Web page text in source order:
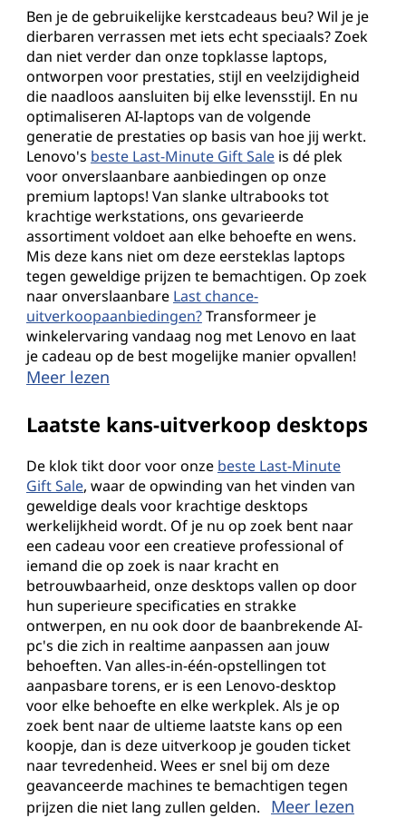
Ben je de gebruikelijke kerstcadeaus beu? Wil je je
dierbaren verrassen met iets echt speciaals? Zoek
dan niet verder dan onze topklasse laptops,
ontworpen voor prestaties, stijl en veelzijdigheid
die naadloos aansluiten bij elke levensstijl. En nu
optimaliseren AI-laptops van de volgende
generatie de prestaties op basis van hoe jij werkt.
Lenovo's beste Last-Minute Gift Saleis dé plek
voor onverslaanbare aanbiedingen op onze
premium laptops! Van slanke ultrabooks tot
krachtige werkstations, ons gevarieerde
assortiment voldoet aan elke behoefte en wens.
Mis deze kans niet om deze eersteklas laptops
tegen geweldige prijzen te bemachtigen. Op zoek
naar onverslaanbare Last chance-
uitverkoopaanbiedingen?Transformeer je
winkelervaring vandaag nog met Lenovo en laat
je cadeau op de best mogelijke manier opvallen!
Meer lezen
Laatste kans-uitverkoop desktops
De klok tikt door voor onze beste Last-Minute
Gift Sale, waar de opwinding van het vinden van
geweldige deals voor krachtige desktops
werkelijkheid wordt. Of je nu op zoek bent naar
een cadeau voor een creatieve professional of
iemand die op zoek is naar kracht en
betrouwbaarheid, onze desktops vallen op door
hun superieure specificaties en strakke
ontwerpen, en nu ook door de baanbrekende AI-
pc's die zich in realtime aanpassen aan jouw
behoeften. Van alles-in-één-opstellingen tot
aanpasbare torens, er is een Lenovo-desktop
voor elke behoefte en elke werkplek. Als je op
zoek bent naar de ultieme laatste kans op een
koopje, dan is deze uitverkoop je gouden ticket
naar tevredenheid. Wees er snel bij om deze
geavanceerde machines te bemachtigen tegen
prijzen die niet lang zullen gelden. Meer lezen